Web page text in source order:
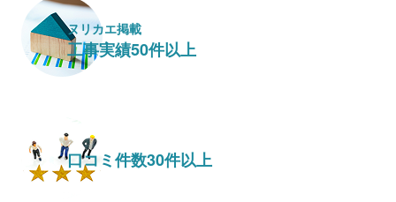
ヌリカエ掲載
工事実績50件以上
口コミ件数30件以上